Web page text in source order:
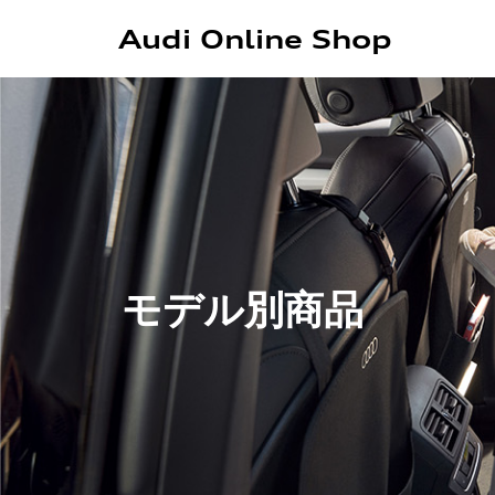
Audi Online Shop
モデル別商品